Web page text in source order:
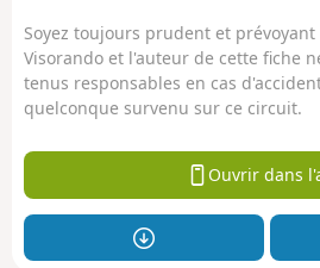
Soyez toujours prudent et
Visorando et l'auteur de cette fiche
tenus responsables en cas
quelconque survenu sur ce circuit.
Ouvrir dans